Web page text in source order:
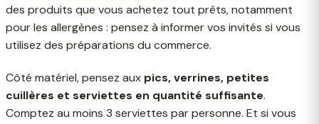
des produits que vous achetez tout prêts, notamment
pour les allergènes : pensez à informer vos invités si vous
utilisez des préparations du commerce.
Côté matériel, pensez aux pics, verrines, petites
cuillères et serviettes en quantité suffisante.
Comptez au moins 3 serviettes par personne. Et si vous